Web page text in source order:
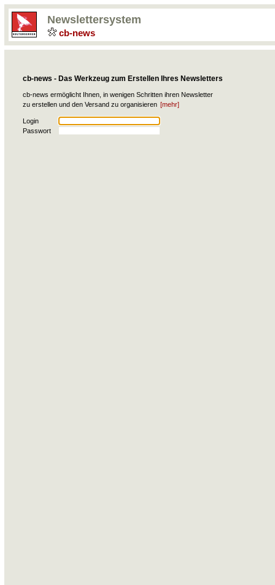
Newslettersystem
cb-news
cb-news - Das Werkzeug zum Erstellen Ihres Newsletters
cb-news ermöglicht Ihnen, in wenigen Schritten ihren Newsletter
zu erstellen und den Versand zu organisieren [mehr]
Login
Passwort